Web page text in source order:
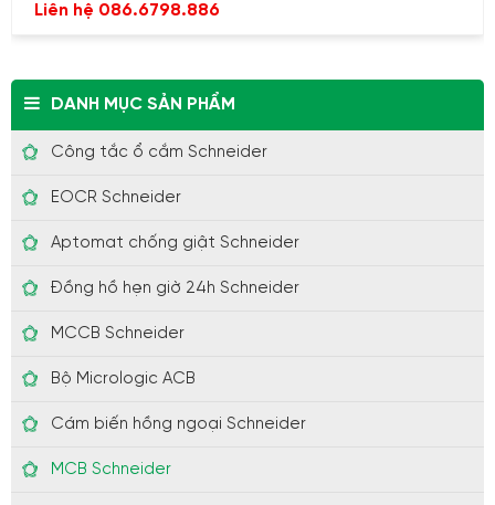
Liên hệ 086.6798.886
DANH MỤC SẢN PHẨM
Công tắc ổ cắm Schneider
EOCR Schneider
Aptomat chống giật Schneider
Đồng hồ hẹn giờ 24h Schneider
MCCB Schneider
Bộ Micrologic ACB
Cám biến hồng ngoại Schneider
MCB Schneider